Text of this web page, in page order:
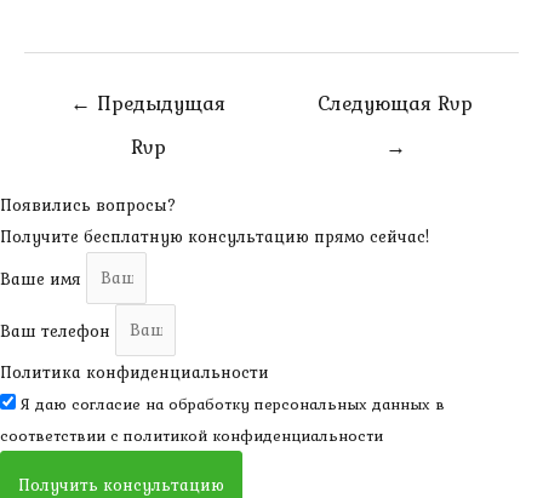
Навигация
← Предыдущая
Rvp
Следующая Rvp
→
Появились вопросы?
Получите бесплатную консультацию прямо сейчас!
Ваше имя
Ваш телефон
Политика конфиденциальности
Я даю согласие на обработку персональных данных в
соответствии с политикой конфиденциальности
Получить консультацию